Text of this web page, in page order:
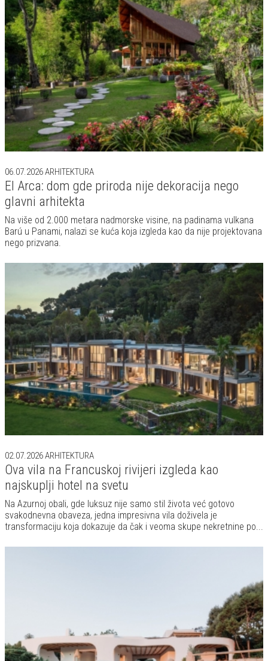
06.07.2026ARHITEKTURA
El Arca: dom gde priroda nije dekoracija nego
glavni arhitekta
Na više od 2.000 metara nadmorske visine, na padinama vulkana
Barú u Panami, nalazi se kuća koja izgleda kao da nije projektovana
nego prizvana.
ARHITEKTURA
Ova vila na Francuskoj rivijeri izgleda kao
najskuplji hotel na svetu
Na Azurnoj obali, gde luksuz nije samo stil života već gotovo
svakodnevna obaveza, jedna impresivna vila doživela je
transformaciju koja dokazuje da čak i veoma skupe nekretnine po...
Vila u Sardiniji koja briše granicu između prirode i
Ova vila na uzvišenjima Porto Rafaela u Sardiniji deluje kao da nije
“izgrađena”, nego kao da je oduvek bila tu - samo malo dotaknuta
arhitekturom.